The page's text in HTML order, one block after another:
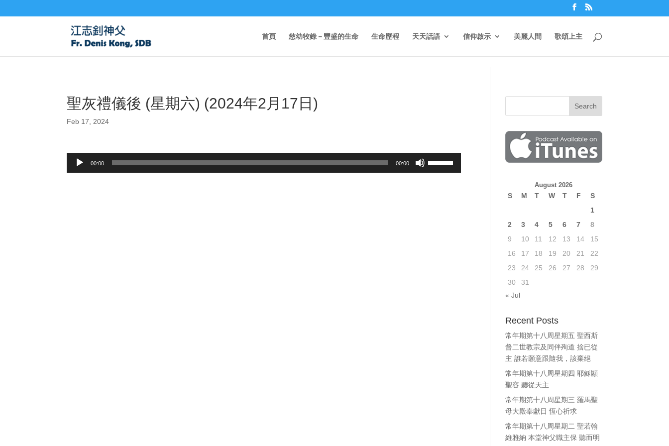
首頁 慈幼牧錄－豐盛的生命 生命歷程 天天話語 信仰啟示 美麗人間 歌頌上主
聖灰禮儀後 (星期六) (2024年2月17日)
Feb 17, 2024
Audio
00:00 00:00
August 2026
S M T W T F
S
1
2
3 4 5 6 7
8
9
10 11 12 13 14
15
16
17 18 19 20 21
22
23
24 25 26 27 28
29
30
31
« Jul
Recent Posts
常年期第十八周星期五 聖西斯
督二世教宗及同伴殉道 捨已從
主 誰若願意跟隨我，該棄絕
常年期第十八周星期四 耶穌顯
聖容 聽從天主
常年期第十八周星期三 羅馬聖
母大殿奉獻日 恆心祈求
常年期第十八周星期二 聖若翰
維雅納 本堂神父職主保 聽而明